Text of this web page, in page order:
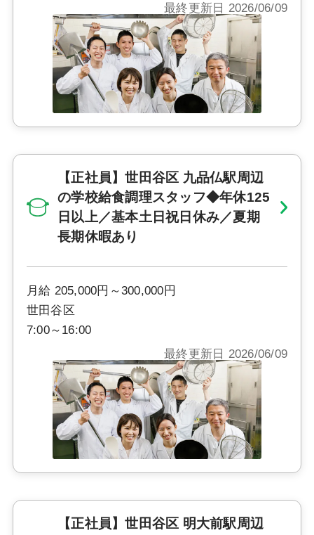
最終更新日 2026/06/09
【正社員】世田谷区 九品仏駅周辺
の学校給食調理スタッフ◆年休125
日以上／基本土日祝日休み／夏期
長期休暇あり
月給 205,000円～300,000円
世田谷区
7:00～16:00
最終更新日 2026/06/09
【正社員】世田谷区 明大前駅周辺